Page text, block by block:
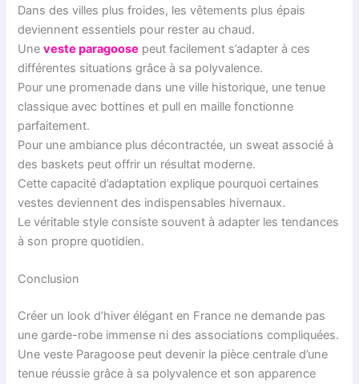
Dans des villes plus froides, les vêtements plus épais
deviennent essentiels pour rester au chaud.
Uneveste paragoose peut facilement s’adapter à ces
différentes situations grâce à sa polyvalence.
Pour une promenade dans une ville historique, une tenue
classique avec bottines et pull en maille fonctionne
parfaitement.
Pour une ambiance plus décontractée, un sweat associé à
des baskets peut offrir un résultat moderne.
Cette capacité d’adaptation explique pourquoi certaines
vestes deviennent des indispensables hivernaux.
Le véritable style consiste souvent à adapter les tendances
à son propre quotidien.
Conclusion
Créer un look d’hiver élégant en France ne demande pas
une garde-robe immense ni des associations compliquées.
Une veste Paragoose peut devenir la pièce centrale d’une
tenue réussie grâce à sa polyvalence et son apparence